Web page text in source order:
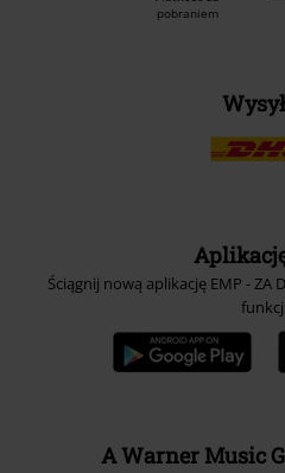
pobraniem
Ściągnij nową aplikację EMP - ZA
A Warner Music